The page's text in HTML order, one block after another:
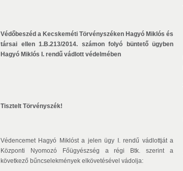
Védőbeszéd a Kecskeméti Törvényszéken Hagyó Miklós és
társai ellen 1.B.213/2014. számon folyó büntető ügyben
Hagyó Miklós I. rendű vádlott védelmében
Tisztelt Törvényszék!
Védencemet Hagyó Miklóst a jelen ügy I. rendű vádlottját a
Központi Nyomozó Főügyészség a régi Btk. szerint a
következő bűncselekmények elkövetésével vádolja: